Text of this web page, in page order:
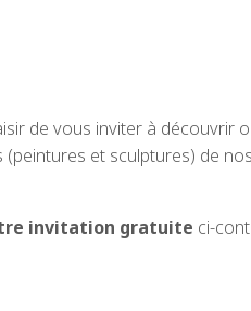
de vous inviter à découvrir
et sculptures) de nos
invitation gratuite ci-